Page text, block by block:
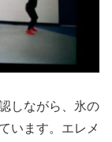
しながら、氷の
います。エレメ